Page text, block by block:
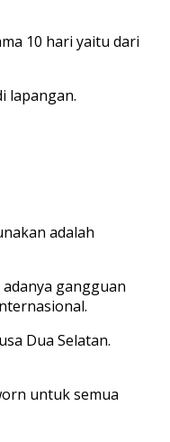
10 hari yaitu dari
lapangan.
adalah
gangguan
Dua Selatan.
untuk semua